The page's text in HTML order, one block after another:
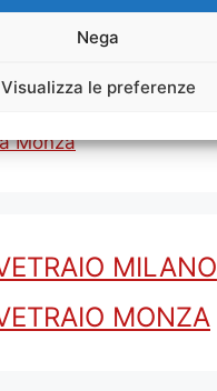
Nega
Visualizza le preferenze
Serratura Cisa Monza
Monza
MILANO
MONZA